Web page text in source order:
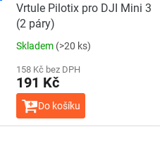
Vrtule Pilotix pro DJI Mini 3
(2 páry)
Skladem (>20 ks)
158 Kč bez DPH
191 Kč
Do košíku